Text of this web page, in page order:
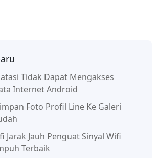
Tidak Dapat Mengakses
Internet Android
Foto Profil Line Ke Galeri
Jarak Jauh Penguat Sinyal Wifi
Terbaik